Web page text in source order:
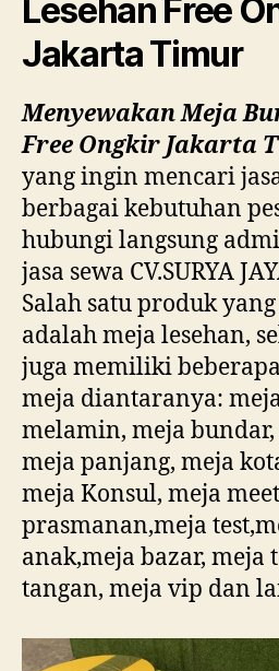
Lesehan Free
Jakarta Timur
Menyewakan Meja
Free Ongkir Jakarta
yang ingin mencari
berbagai kebutuhan
hubungi langsung
jasa sewa CV.SURYA
Salah satu produk
adalah meja lesehan,
juga memiliki
meja diantaranya:
melamin, meja bundar,
meja panjang, meja
meja Konsul, meja
prasmanan,meja
anak,meja bazar, meja
tangan, meja vip dan